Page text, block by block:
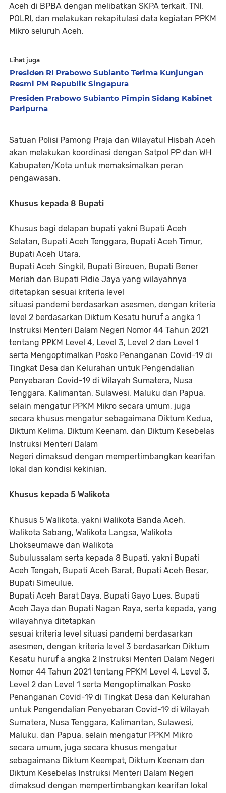
Aceh di BPBA dengan melibatkan SKPA terkait, TNI,
POLRI, dan melakukan rekapitulasi data kegiatan PPKM
Mikro seluruh Aceh.
Lihat juga
Presiden RI Prabowo Subianto Terima Kunjungan
Resmi PM Republik Singapura
Presiden Prabowo Subianto Pimpin Sidang Kabinet
Paripurna
Satuan Polisi Pamong Praja dan Wilayatul Hisbah Aceh
akan melakukan koordinasi dengan Satpol PP dan WH
Kabupaten/Kota untuk memaksimalkan peran
pengawasan.
Khusus kepada 8 Bupati
Khusus bagi delapan bupati yakni Bupati Aceh
Selatan, Bupati Aceh Tenggara, Bupati Aceh Timur,
Bupati Aceh Utara,
Bupati Aceh Singkil, Bupati Bireuen, Bupati Bener
Meriah dan Bupati Pidie Jaya yang wilayahnya
ditetapkan sesuai kriteria level
situasi pandemi berdasarkan asesmen, dengan kriteria
level 2 berdasarkan Diktum Kesatu huruf a angka 1
Instruksi Menteri Dalam Negeri Nomor 44 Tahun 2021
tentang PPKM Level 4, Level 3, Level 2 dan Level 1
serta Mengoptimalkan Posko Penanganan Covid-19 di
Tingkat Desa dan Kelurahan untuk Pengendalian
Penyebaran Covid-19 di Wilayah Sumatera, Nusa
Tenggara, Kalimantan, Sulawesi, Maluku dan Papua,
selain mengatur PPKM Mikro secara umum, juga
secara khusus mengatur sebagaimana Diktum Kedua,
Diktum Kelima, Diktum Keenam, dan Diktum Kesebelas
Instruksi Menteri Dalam
Negeri dimaksud dengan mempertimbangkan kearifan
lokal dan kondisi kekinian.
Khusus kepada 5 Walikota
Khusus 5 Walikota, yakni Walikota Banda Aceh,
Walikota Sabang, Walikota Langsa, Walikota
Lhokseumawe dan Walikota
Subulussalam serta kepada 8 Bupati, yakni Bupati
Aceh Tengah, Bupati Aceh Barat, Bupati Aceh Besar,
Bupati Simeulue,
Bupati Aceh Barat Daya, Bupati Gayo Lues, Bupati
Aceh Jaya dan Bupati Nagan Raya, serta kepada, yang
wilayahnya ditetapkan
sesuai kriteria level situasi pandemi berdasarkan
asesmen, dengan kriteria level 3 berdasarkan Diktum
Kesatu huruf a angka 2 Instruksi Menteri Dalam Negeri
Nomor 44 Tahun 2021 tentang PPKM Level 4, Level 3,
Level 2 dan Level 1 serta Mengoptimalkan Posko
Penanganan Covid-19 di Tingkat Desa dan Kelurahan
untuk Pengendalian Penyebaran Covid-19 di Wilayah
Sumatera, Nusa Tenggara, Kalimantan, Sulawesi,
Maluku, dan Papua, selain mengatur PPKM Mikro
secara umum, juga secara khusus mengatur
sebagaimana Diktum Keempat, Diktum Keenam dan
Diktum Kesebelas Instruksi Menteri Dalam Negeri
dimaksud dengan mempertimbangkan kearifan lokal